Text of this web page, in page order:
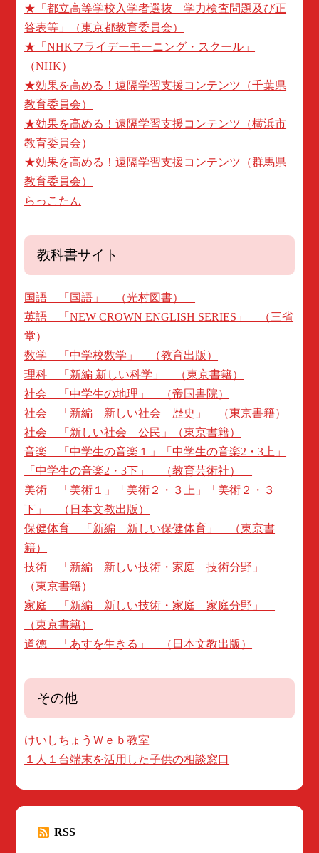
★「都立高等学校入学者選抜 学力検査問題及び正
答表等」（東京都教育委員会）
★「NHKフライデーモーニング・スクール」
（NHK）
★効果を高める！遠隔学習支援コンテンツ（千葉県
教育委員会）
★効果を高める！遠隔学習支援コンテンツ（横浜市
教育委員会）
★効果を高める！遠隔学習支援コンテンツ（群馬県
教育委員会）
らっこたん
教科書サイト
国語 「国語」 （光村図書）
英語 「NEW CROWN ENGLISH SERIES」 （三省
堂）
数学 「中学校数学」 （教育出版）
理科 「新編 新しい科学」 （東京書籍）
社会 「中学生の地理」 （帝国書院）
社会 「新編 新しい社会 歴史」 （東京書籍）
社会 「新しい社会 公民」（東京書籍）
音楽 「中学生の音楽１」「中学生の音楽2・3上」
「中学生の音楽2・3下」 （教育芸術社）
美術 「美術１」「美術２・３上」「美術２・３
下」 （日本文教出版）
保健体育 「新編 新しい保健体育」 （東京書
籍）
技術 「新編 新しい技術・家庭 技術分野」
（東京書籍）
家庭 「新編 新しい技術・家庭 家庭分野」
（東京書籍）
道徳 「あすを生きる」 （日本文教出版）
その他
けいしちょうＷｅｂ教室
１人１台端末を活用した子供の相談窓口
RSS